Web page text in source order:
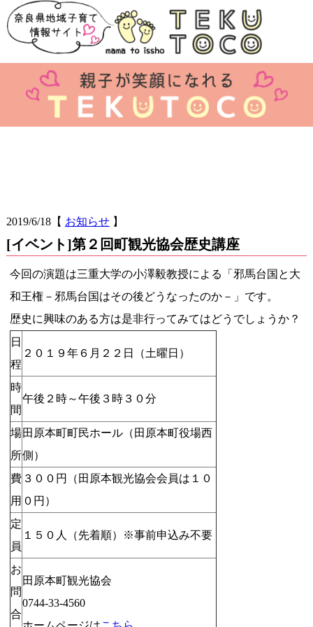
2019/6/18【 お知らせ】
[イベント]第２回町観光協会歴史講座
今回の演題は三重大学の小澤毅教授による「 邪馬台国と大
和王権－邪馬台国はその後どうなったのか－」です。
歴史に興味のある方は是非行ってみてはどうでしょうか？
日
程
２０１９年６月２２日（土曜日）
時
間
午後２時～午後３時３０分
場
所
田原本町町民ホール（田原本町役場西
側）
費
用
３００円（田原本観光協会会員は１０
０円）
定
員
１５０人（先着順）※事前申込み不要
お
問
合
田原本町観光協会
0744-33-4560